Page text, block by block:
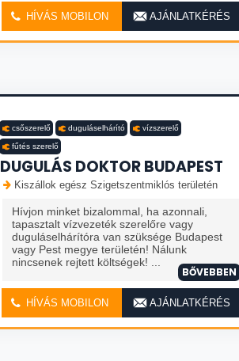
HÍVÁS MOBILON AJÁNLATKÉRÉS
csőszerelő duguláselhárító vízszerelő
fűtés szerelő
DUGULÁS DOKTOR BUDAPEST
Kiszállok egész Szigetszentmiklós területén
Hívjon minket bizalommal, ha azonnali,
tapasztalt vízvezeték szerelőre vagy
duguláselhárítóra van szüksége Budapest
vagy Pest megye területén! Nálunk
nincsenek rejtett költségek! ...
BŐVEBBEN
HÍVÁS MOBILON AJÁNLATKÉRÉS